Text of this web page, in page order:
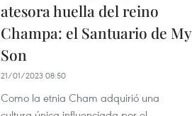
atesora huella del reino
Champa: el Santuario de My
Son
21/01/2023 08:50
Como la etnia Cham adquirió una